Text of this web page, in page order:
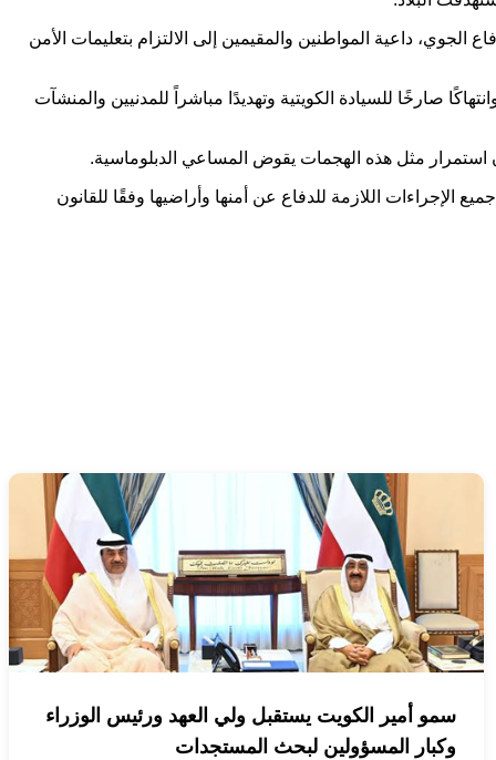
داعية المواطنين والمقيمين إلى الالتزام بتعليمات الأمن
صارخًا للسيادة الكويتية وتهديدًا مباشراً للمدنيين والمنشآت
استمرار مثل هذه الهجمات يقوض المساعي الدبلوماسية.
الإجراءات اللازمة للدفاع عن أمنها وأراضيها وفقًا للقانون
سمو أمير الكويت يستقبل ولي العهد ورئيس الوزراء
وكبار المسؤولين لبحث المستجدات